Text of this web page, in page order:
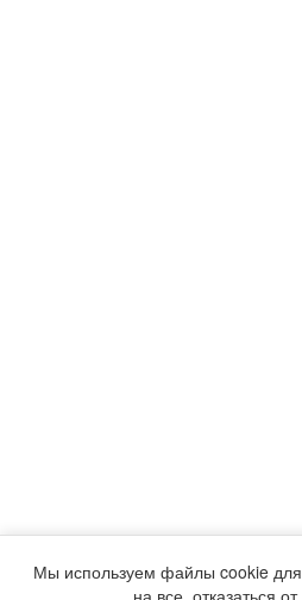
Мы используем файлы cookie
на все, отказаться